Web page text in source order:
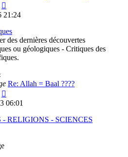
le
message
21:24
des dernières découvertes
ou géologiques - Critiques des
Re: Allah = Baal ????
le
message
06:01
RELIGIONS - SCIENCES